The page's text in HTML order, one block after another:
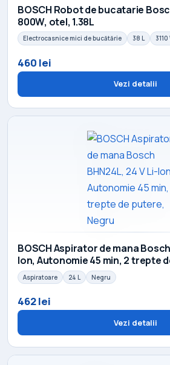
BOSCH Robot de bucatarie
800W, otel, 1.38L
Electrocasnice mici de bucătărie 38 L 3110
460 lei
Vezi detalii
BOSCH Aspirator de mana
Ion, Autonomie 45 min, 2 trepte
Aspiratoare 24 L Negru
462 lei
Vezi detalii